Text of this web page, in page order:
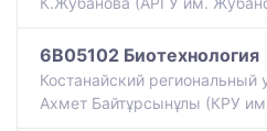
6B05102 Биотехнология
Костанайский региональный
Ахмет Байтұрсынұлы (КРУ